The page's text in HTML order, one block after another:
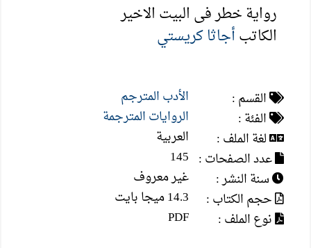
رواية خطر فى البيت الاخير
الكاتبأجاثا كريستي
القسم :
الأدب المترجم
الفئة :
الروايات المترجمة
لغة الملف :
العربية
عدد الصفحات : 145
سنة النشر :
غير معروف
حجم الكتاب :
14.3 ميجا بايت
نوع الملف :
PDF